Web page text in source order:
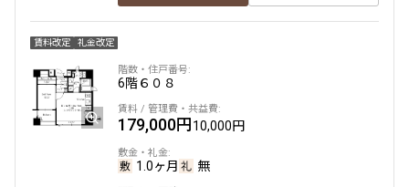
賃料改定 礼金改定
6階６０８
179,000円10,000円
1.0ヶ月 無